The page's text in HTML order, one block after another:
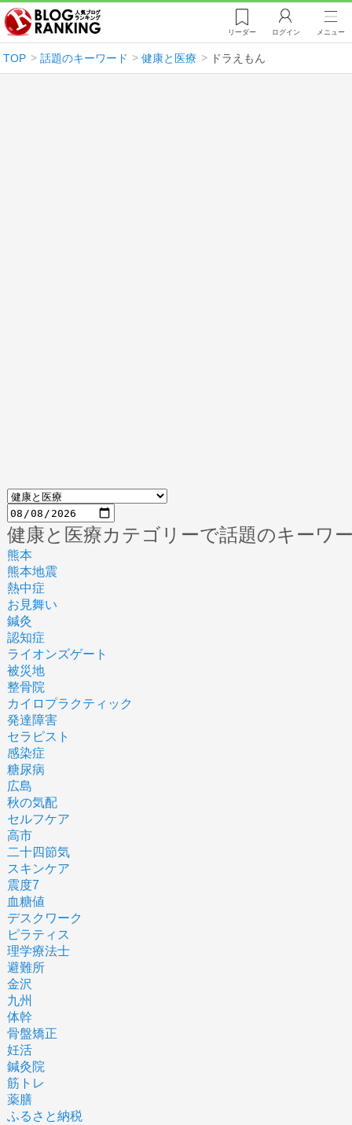
リーダー ログイン メニュー
TOP 話題のキーワード 健康と医療 ドラえもん
健康と医療カテゴリーで話題のキーワ
熊本
熊本地震
熱中症
お見舞い
鍼灸
認知症
ライオンズゲート
被災地
整骨院
カイロプラクティック
発達障害
セラピスト
感染症
糖尿病
広島
秋の気配
セルフケア
高市
二十四節気
スキンケア
震度7
血糖値
デスクワーク
ピラティス
理学療法士
避難所
金沢
九州
体幹
骨盤矯正
妊活
鍼灸院
筋トレ
薬膳
ふるさと納税